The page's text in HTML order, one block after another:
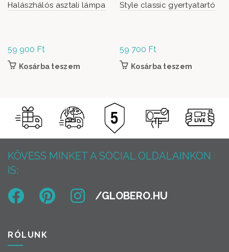
Halászhálós asztali lámpa
59 900 Ft
Kosárba teszem
Style classic gyertyatartó
59 700 Ft
Kosárba teszem
KÖVESS MINKET A SOCIAL OLDALAINKON
IS:
RÓLUNK